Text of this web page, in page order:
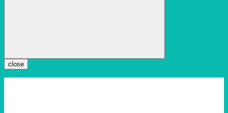
close